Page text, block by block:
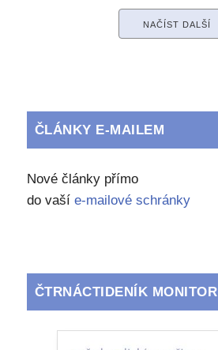
NAČÍST DALŠÍ
ČLÁNKY E-MAILEM
Nové články přímo
do vaší e-mailové schránky
ČTRNÁCTIDENÍK MONITOR